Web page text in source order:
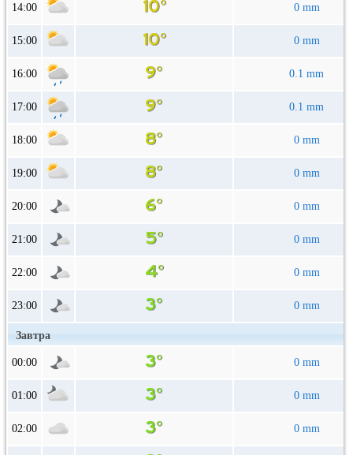
14:00 0 mm
15:00 0 mm
16:00 0.1 mm
17:00 0.1 mm
18:00 0 mm
19:00 0 mm
20:00 0 mm
21:00 0 mm
22:00 0 mm
23:00 0 mm
Завтра
00:00 0 mm
01:00 0 mm
02:00 0 mm